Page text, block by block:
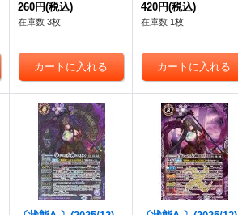
2-020}《紫》
260円(税込)
在庫数 3枚
フィリム【M-SEC】
{BS72-065}《黄》
420円(税込)
在庫数 1枚